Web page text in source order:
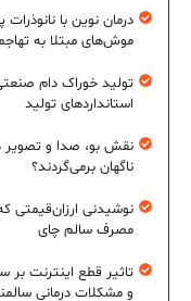
موش‌های مبتلا به
تولید خوراک دام
استانداردهای تولید
نقش بو، صدا و تصویر
ناگهان برمی‌گردند؟
نوشیدنی ارزان‌قیمتی
مصرف سالم چای
تاثیر قطع اینترنت بر
و مشکلات درمانی